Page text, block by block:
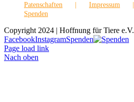
Patenschaften
Impressum
Spenden
Copyright 2024 | Hoffnung für Tiere e.V.
FacebookInstagramSpenden
Page load link
Nach oben